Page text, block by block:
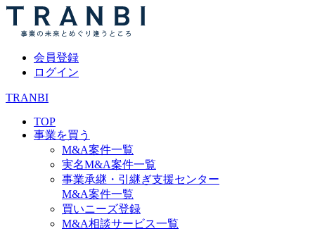
会員登録
ログイン
TRANBI
TOP
事業を買う
M&A案件一覧
実名M&A案件一覧
事業承継・引継ぎ支援センター
M&A案件一覧
買いニーズ登録
M&A相談サービス一覧